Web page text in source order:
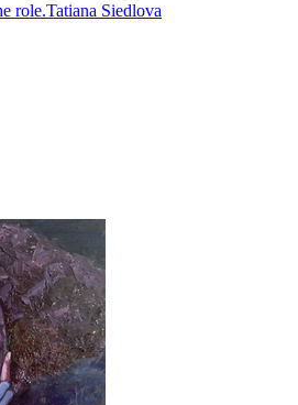
role.Tatiana Siedlova